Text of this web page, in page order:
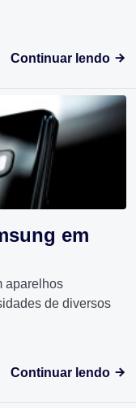
Continuar lendo
em
aparelhos
de diversos
Continuar lendo